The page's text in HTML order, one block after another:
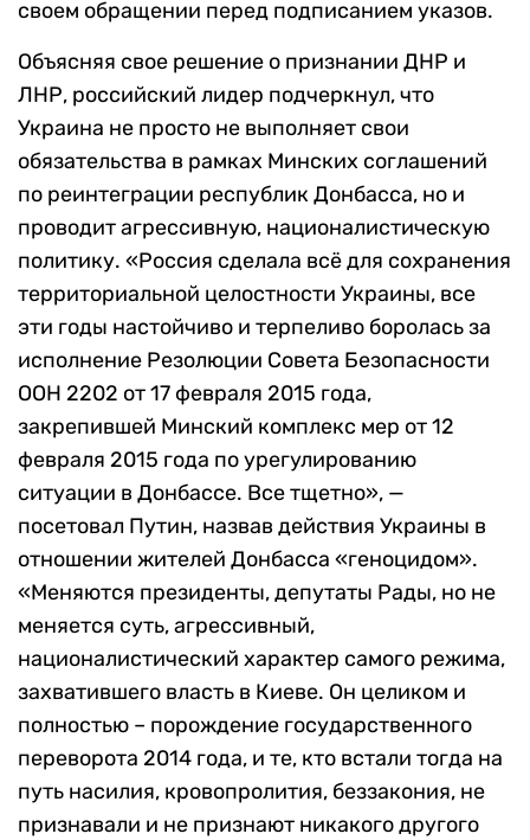
своем обращении перед подписанием указов.
Объясняя свое решение о признании ДНР и
ЛНР, российский лидер подчеркнул, что
Украина не просто не выполняет свои
обязательства в рамках Минских соглашений
по реинтеграции республик Донбасса, но и
проводит агрессивную, националистическую
политику. «Россия сделала всё для сохранения
территориальной целостности Украины, все
эти годы настойчиво и терпеливо боролась за
исполнение Резолюции Совета Безопасности
ООН 2202 от 17 февраля 2015 года,
закрепившей Минский комплекс мер от 12
февраля 2015 года по урегулированию
ситуации в Донбассе. Все тщетно», —
посетовал Путин, назвав действия Украины в
отношении жителей Донбасса «геноцидом».
«Меняются президенты, депутаты Рады, но не
меняется суть, агрессивный,
националистический характер самого режима,
захватившего власть в Киеве. Он целиком и
полностью – порождение государственного
переворота 2014 года, и те, кто встали тогда на
путь насилия, кровопролития, беззакония, не
признавали и не признают никакого другого